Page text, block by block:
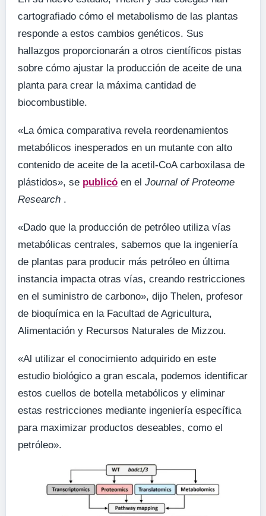
cartografiado cómo el metabolismo de las plantas
responde a estos cambios genéticos. Sus
hallazgos proporcionarán a otros científicos pistas
sobre cómo ajustar la producción de aceite de una
planta para crear la máxima cantidad de
biocombustible.
«La ómica comparativa revela reordenamientos
metabólicos inesperados en un mutante con alto
contenido de aceite de la acetil-CoA carboxilasa de
plástidos», se publicó en el Journal of Proteome
Research .
«Dado que la producción de petróleo utiliza vías
metabólicas centrales, sabemos que la ingeniería
de plantas para producir más petróleo en última
instancia impacta otras vías, creando restricciones
en el suministro de carbono», dijo Thelen, profesor
de bioquímica en la Facultad de Agricultura,
Alimentación y Recursos Naturales de Mizzou.
«Al utilizar el conocimiento adquirido en este
estudio biológico a gran escala, podemos identificar
estos cuellos de botella metabólicos y eliminar
estas restricciones mediante ingeniería específica
para maximizar productos deseables, como el
petróleo».